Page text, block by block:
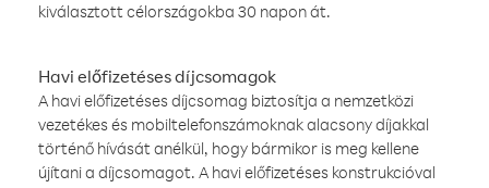
kiválasztott célországokba 30 napon át.
Havi előfizetéses díjcsomagok
A havi előfizetéses díjcsomag biztosítja a nemzetközi
vezetékes és mobiltelefonszámoknak alacsony díjakkal
történő hívását anélkül, hogy bármikor is meg kellene
újítani a díjcsomagot. A havi előfizetéses konstrukcióval